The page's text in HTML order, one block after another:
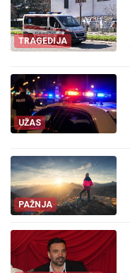
TRAGEDIJA
UŽAS
PAŽNJA